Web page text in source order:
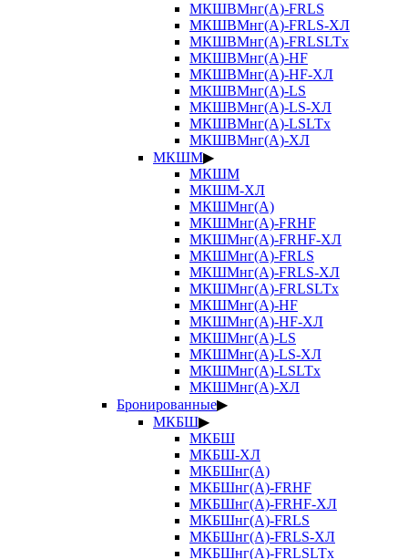
МКШВМнг(А)-FRLS
МКШВМнг(А)-FRLS-ХЛ
МКШВМнг(А)-FRLSLTx
МКШВМнг(А)-HF
МКШВМнг(А)-HF-ХЛ
МКШВМнг(А)-LS
МКШВМнг(А)-LS-ХЛ
МКШВМнг(А)-LSLTx
МКШВМнг(А)-ХЛ
МКШМ▶
МКШМ
МКШМ-ХЛ
МКШМнг(А)
МКШМнг(А)-FRHF
МКШМнг(А)-FRHF-ХЛ
МКШМнг(А)-FRLS
МКШМнг(А)-FRLS-ХЛ
МКШМнг(А)-FRLSLTx
МКШМнг(А)-HF
МКШМнг(А)-HF-ХЛ
МКШМнг(А)-LS
МКШМнг(А)-LS-ХЛ
МКШМнг(А)-LSLTx
МКШМнг(А)-ХЛ
Бронированные▶
МКБШ▶
МКБШ
МКБШ-ХЛ
МКБШнг(А)
МКБШнг(А)-FRHF
МКБШнг(А)-FRHF-ХЛ
МКБШнг(А)-FRLS
МКБШнг(А)-FRLS-ХЛ
МКБШнг(А)-FRLSLTx